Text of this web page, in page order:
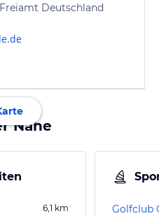
Deutschland
Nähe
6,1 km Golfclub